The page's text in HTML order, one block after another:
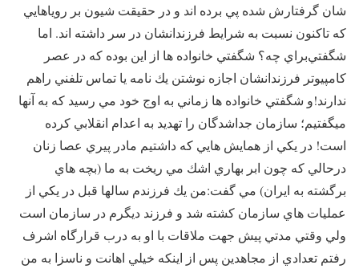
شان گرفتارش شده پي برده اند و در حقيقت شيون بر روياهايي
كه تاكنون نسبت به شرايط فرزندانشان در سر داشته اند. اما
‌شگفتي‌براي چه؟ شگفتي خانواده ها از اين بوده كه در عصر
كامپيوتر فرزندانشان اجازه نوشتن يك نامه يا تماس تلفني راهم
ندارند!‌و شگفتي خانواده ها زماني به اوج خود مي رسيد كه به آنها
ميگفتيم؛ ‌سازمان جداشدگان را تهديد به اعدام انقلابي كرده
است! در يكي از همايش هايي كه داشتيم مادر پيري عصا زنان
درحالي كه چون ابر بهاري اشك مي ريخت به ما (‌بچه هاي
برگشته به ايران) مي گفت:‌من يك فرزندم سالها قبل در يكي از
عمليات هاي سازمان كشته شد و فرزند ديگرم در سازمان است
ولي وقتي مدتي پيش جهت ملاقات با او به درب قرارگاه اشرف
رفتم تعدادي از مجاهدين پس از اينكه خيلي اهانت و ناسزا به من